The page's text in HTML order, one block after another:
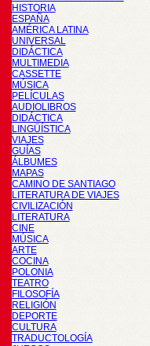
HISTORIA
ESPAÑA
AMÉRICA LATINA
UNIVERSAL
DIDÁCTICA
MULTIMEDIA
CASSETTE
MÚSICA
PELÍCULAS
AUDIOLIBROS
DIDÁCTICA
LINGÜÍSTICA
VIAJES
GUÍAS
ÁLBUMES
MAPAS
CAMINO DE SANTIAGO
LITERATURA DE VIAJES
CIVILIZACIÓN
LITERATURA
CINE
MÚSICA
ARTE
COCINA
POLONIA
TEATRO
FILOSOFÍA
RELIGIÓN
DEPORTE
CULTURA
TRADUCTOLOGÍA